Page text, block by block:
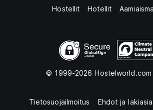
Hostellit Hotellit
© 1999-2026 Hostelworld.com
Tietosuojailmoitus Ehdot ja